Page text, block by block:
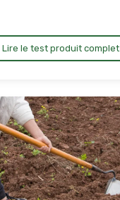
Lire le test produit complet